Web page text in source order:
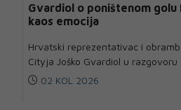
Gvardiol o poništenom
kaos emocija
Hrvatski reprezentativac i
Cityja Joško Gvardiol u razgovoru
02 KOL 2026